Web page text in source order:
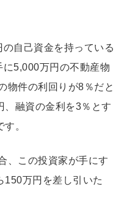
自己資金を持っている
5,000万円の不動産物
物件の利回りが8％だと
、融資の金利を3％とす
。
、この投資家が手にす
150万円を差し引いた